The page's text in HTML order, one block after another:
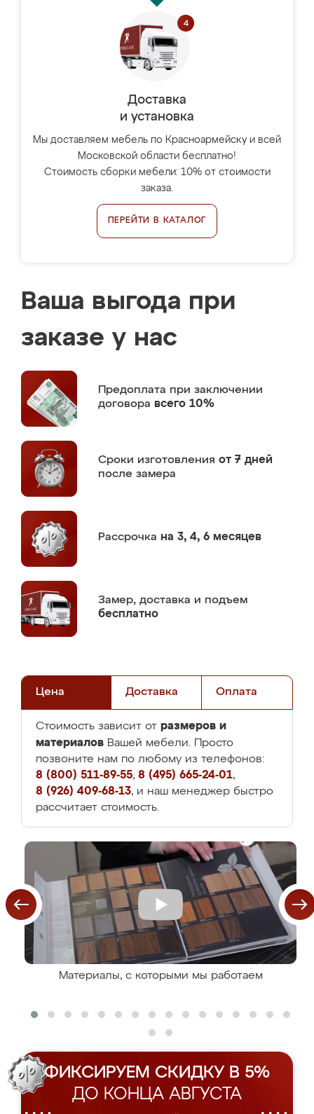
Доставка
и установка
Мы доставляем мебель по Красноармейску и всей
Московской области бесплатно!
Стоимость сборки мебели: 10% от стоимости
заказа.
ПЕРЕЙТИ В КАТАЛОГ
Ваша выгода при
заказе у нас
Предоплата при заключении
договора всего 10%
Сроки изготовления от 7 дней
после замера
Рассрочка на 3, 4, 6 месяцев
Замер, доставка и подъем
бесплатно
Цена Доставка Оплата
Стоимость зависит от размеров и
материалов Вашей мебели. Просто
позвоните нам по любому из телефонов:
8 (800) 511-89-55, 8 (495) 665-24-01,
8 (926) 409-68-13, и наш менеджер быстро
рассчитает стоимость.
Материалы, с которыми мы работаем
ФИКСИРУЕМ СКИДКУ В 5%
ДО КОНЦА АВГУСТА